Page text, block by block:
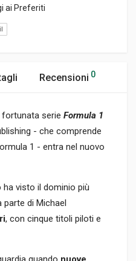
ai Preferiti
Recensioni 0
fortunata serie Formula 1
- che comprende
1 - entra nel nuovo
visto il dominio più
parte di Michael
, con cinque titoli piloti e